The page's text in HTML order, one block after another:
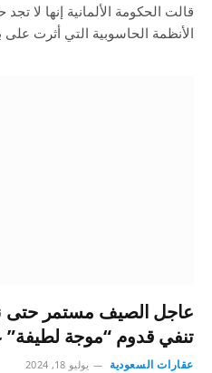
قالت الحكومة الألمانية إنها لا
الأنظمة الحاسوبية التي أثرت
عاجل الصيف مستمر حتى
تنفي قدوم “موجة
عقارات السعودية يوليو 18, 2024